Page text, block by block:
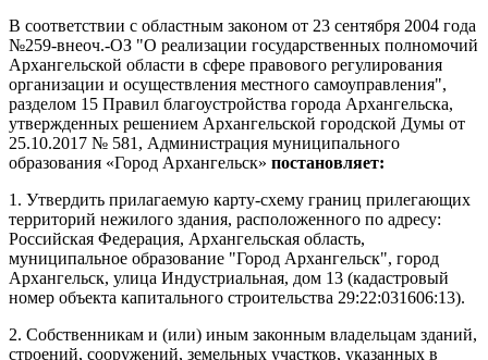
В соответствии с областным законом от 23 сентября 2004 года
№259-внеоч.-ОЗ "О реализации государственных полномочий
Архангельской области в сфере правового регулирования
организации и осуществления местного самоуправления",
разделом 15 Правил благоустройства города Архангельска,
утвержденных решением Архангельской городской Думы от
25.10.2017 № 581, Администрация муниципального
образования «Город Архангельск» постановляет:
1. Утвердить прилагаемую карту-схему границ прилегающих
территорий нежилого здания, расположенного по адресу:
Российская Федерация, Архангельская область,
муниципальное образование "Город Архангельск", город
Архангельск, улица Индустриальная, дом 13 (кадастровый
номер объекта капитального строительства 29:22:031606:13).
2. Собственникам и (или) иным законным владельцам зданий,
строений, сооружений, земельных участков, указанных в